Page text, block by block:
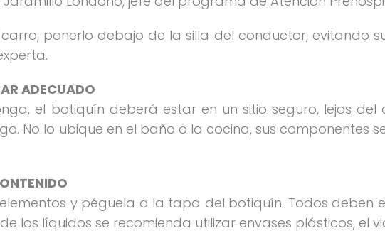
ponerlo debajo de la silla del conductor, evitando
ADECUADO
el botiquín deberá estar en un sitio seguro, lejos
No lo ubique en el baño o la cocina, sus componentes
y péguela a la tapa del botiquín. Todos
los líquidos se recomienda utilizar envases plásticos, el